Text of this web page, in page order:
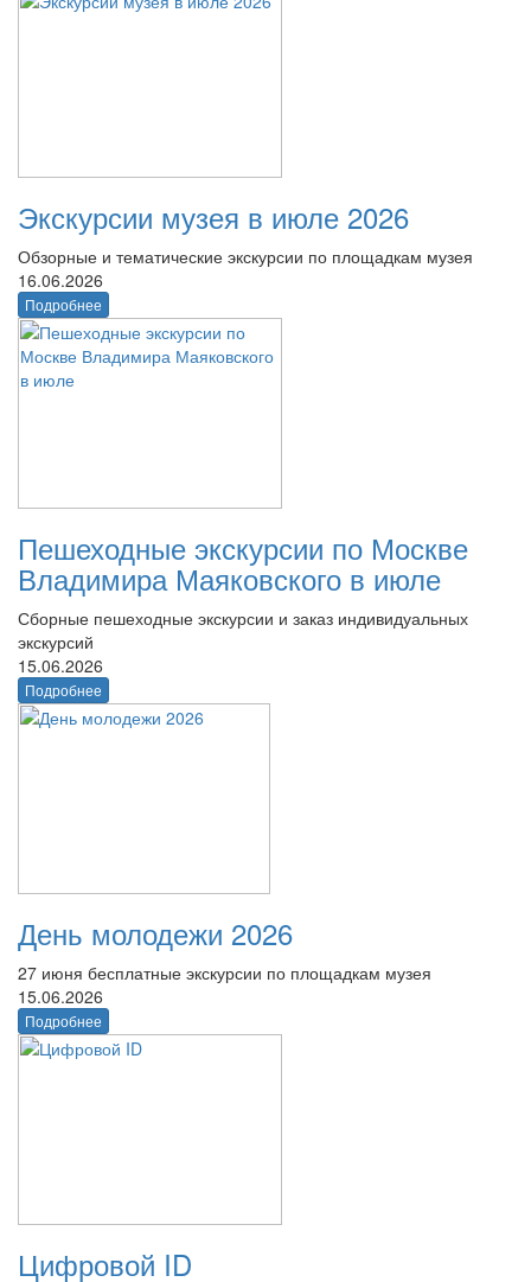
Экскурсии музея в июле 2026
Обзорные и тематические экскурсии по площадкам музея
16.06.2026
Подробнее
Пешеходные экскурсии по Москве
Владимира Маяковского в июле
Сборные пешеходные экскурсии и заказ индивидуальных
экскурсий
15.06.2026
Подробнее
День молодежи 2026
27 июня бесплатные экскурсии по площадкам музея
15.06.2026
Подробнее
Цифровой ID